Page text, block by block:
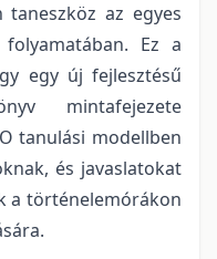
az egyes
Ez a
egy új fejlesztésű
mintafejezete
tanulási modellben
és javaslatokat
a történelemórákon